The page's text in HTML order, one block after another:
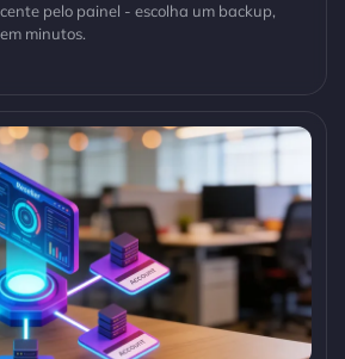
pelo painel - escolha um backup,
minutos.